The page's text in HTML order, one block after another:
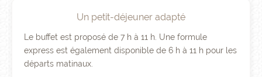
Un petit-déjeuner adapté
Le buffet est proposé de 7 h à 11 h. Une formule
express est également disponible de 6 h à 11 h pour les
départs matinaux.